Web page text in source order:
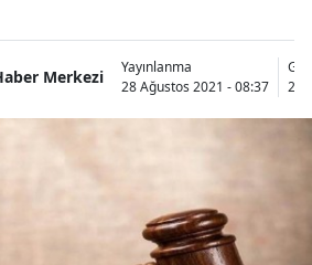
Merkezi
Yayınlanma
28 Ağustos 2021 - 08:37
28